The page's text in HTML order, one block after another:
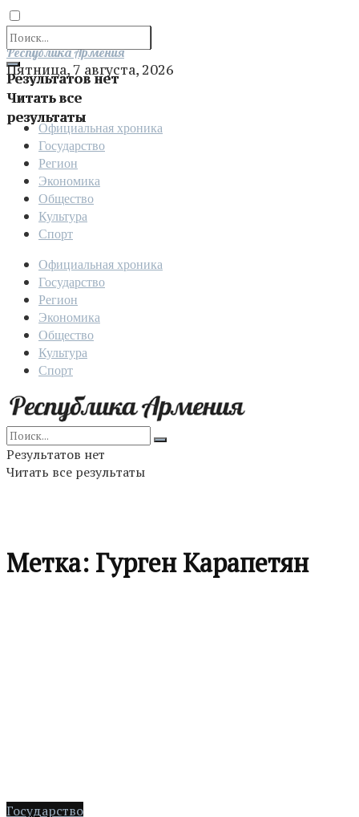
Результатов нет
Читать все
результаты
Отправить
Республика Армения
Пятница, 7 августа, 2026
Официальная хроника
Государство
Регион
Экономика
Общество
Культура
Спорт
Официальная хроника
Государство
Регион
Экономика
Общество
Культура
Спорт
Результатов нет
Читать все результаты
Метка: Гурген Карапетян
Государство